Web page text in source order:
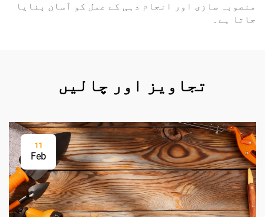
منصوبہ سازی اور انجام دہی کے عمل کو آسان بنایا
جاتا ہے۔
تجاویز اور چالیں
11
Feb